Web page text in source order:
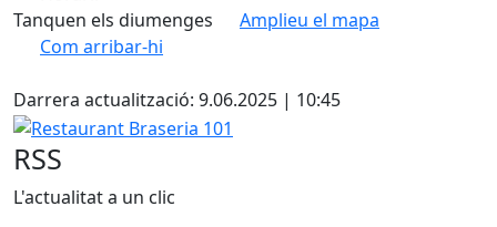
Tanquen els diumenges
Amplieu el mapa
Com arribar-hi
+
−
Darrera actualització: 9.06.2025 | 10:45
Restaurant Braseria 101
RSS
L'actualitat a un clic